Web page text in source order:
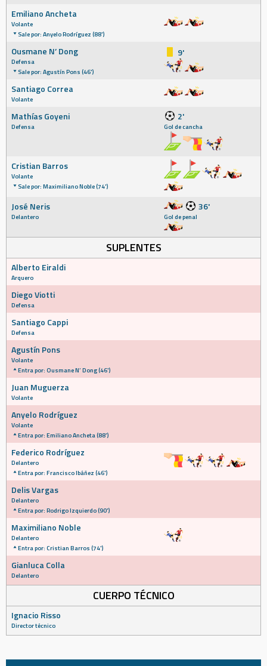
Emiliano Ancheta
Volante
Sale por: Anyelo Rodríguez (88')
Ousmane N’ Dong
Defensa
Sale por: Agustín Pons (46')
9'
Santiago Correa
Volante
Mathías Goyeni
Defensa
2'
Gol de cancha
Cristian Barros
Volante
Sale por: Maximiliano Noble (74')
José Neris
Delantero
36'
Gol de penal
SUPLENTES
Alberto Eiraldi
Arquero
Diego Viotti
Defensa
Santiago Cappi
Defensa
Agustín Pons
Volante
Entra por: Ousmane N’ Dong (46')
Juan Muguerza
Volante
Anyelo Rodríguez
Volante
Entra por: Emiliano Ancheta (88')
Federico Rodríguez
Delantero
Entra por: Francisco Ibáñez (46')
Delis Vargas
Delantero
Entra por: Rodrigo Izquierdo (90')
Maximiliano Noble
Delantero
Entra por: Cristian Barros (74')
Gianluca Colla
Delantero
CUERPO TÉCNICO
Ignacio Risso
Director técnico